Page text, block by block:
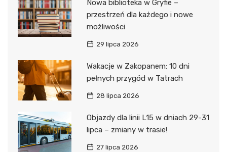
Nowa biblioteka w Gryfie –
przestrzeń dla każdego i nowe
możliwości
29 lipca 2026
Wakacje w Zakopanem: 10 dni
pełnych przygód w Tatrach
28 lipca 2026
Objazdy dla linii L15 w dniach 29-31
lipca – zmiany w trasie!
27 lipca 2026